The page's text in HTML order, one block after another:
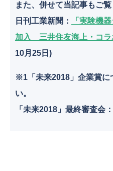
また、併せて当記事もご覧
日刊工業新聞：
「実験機
加入 三井住友海上・コラ
10月25日)
※1「未来2018」企業賞に
い。
「未来2018」最終審査会：